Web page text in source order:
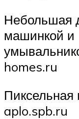
Небольшая
машинкой и
homes.ru
Пиксельная
aplo.spb.ru